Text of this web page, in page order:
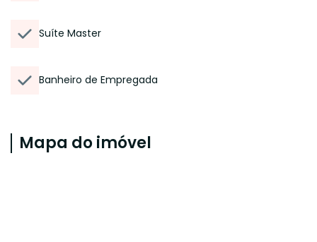
Suíte Master
Banheiro de Empregada
Mapa do imóvel